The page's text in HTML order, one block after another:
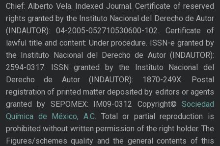
Chief: Alberto Vela. Indexed Journal. Certificate of reserved
rights granted by the Instituto Nacional del Derecho de Autor
(INDAUTOR): 04-2005-052710530600-102. Certificate of
lawful title and content: Under procedure. ISSN-e granted by
the Instituto Nacional del Derecho de Autor (INDAUTOR):
2594-0317. ISSN granted by the Instituto Nacional del
Derecho de Autor (INDAUTOR): 1870-249X. Postal
registration of printed matter deposited by editors or agents
granted by SEPOMEX: IM09-0312 Copyright© Sociedad
Química de México, A.C. Total or partial reproduction is
prohibited without written permission of the right holder. The
Figures/schemes quality and the general contents of this